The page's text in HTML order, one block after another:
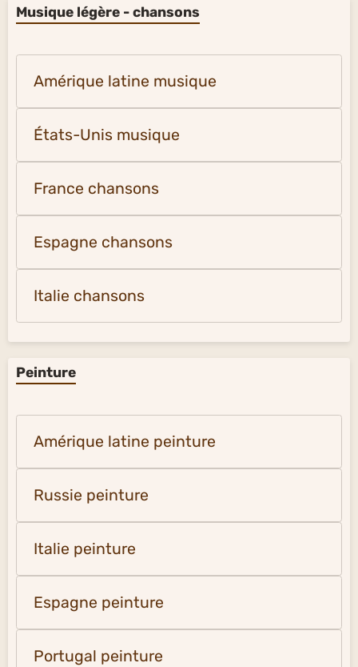
Musique légère - chansons
Amérique latine musique
États-Unis musique
France chansons
Espagne chansons
Italie chansons
Peinture
Amérique latine peinture
Russie peinture
Italie peinture
Espagne peinture
Portugal peinture